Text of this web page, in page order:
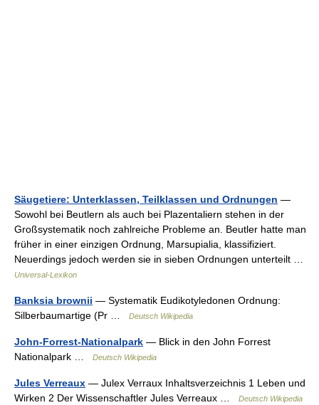
Säugetiere: Unterklassen, Teilklassen und Ordnungen —
Sowohl bei Beutlern als auch bei Plazentaliern stehen in der
Großsystematik noch zahlreiche Probleme an. Beutler hatte man
früher in einer einzigen Ordnung, Marsupialia, klassifiziert.
Neuerdings jedoch werden sie in sieben Ordnungen unterteilt …
Universal-Lexikon
Banksia brownii — Systematik Eudikotyledonen Ordnung:
Silberbaumartige (Pr …
Deutsch Wikipedia
John-Forrest-Nationalpark — Blick in den John Forrest
Nationalpark …
Deutsch Wikipedia
Jules Verreaux — Julex Verraux Inhaltsverzeichnis 1 Leben und
Wirken 2 Der Wissenschaftler Jules Verreaux …
Deutsch Wikipedia